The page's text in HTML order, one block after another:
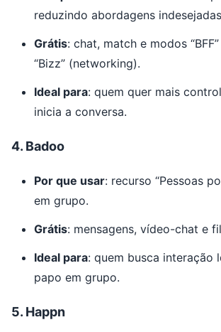
reduzindo abordagens
Grátis: chat, match e modos
“Bizz” (networking).
Ideal para: quem quer mais
inicia a conversa.
4. Badoo
Por que usar: recurso “Pessoas
em grupo.
Grátis: mensagens, vídeo-chat e
Ideal para: quem busca interação
papo em grupo.
5. Happn